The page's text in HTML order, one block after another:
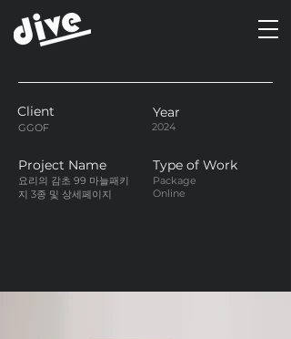
Client
GGOF
Year
2024
Project Name
요리의 감초 99 마늘패키
지 3종 및 상세페이지
Type of Work
Package
Online